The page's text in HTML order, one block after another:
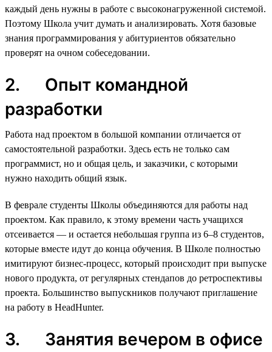
каждый день нужны в работе с высоконагруженной системой.
Поэтому Школа учит думать и анализировать. Хотя базовые
знания программирования у абитуриентов обязательно
проверят на очном собеседовании.
2. Опыт командной
разработки
Работа над проектом в большой компании отличается от
самостоятельной разработки. Здесь есть не только сам
программист, но и общая цель, и заказчики, с которыми
нужно находить общий язык.
В феврале студенты Школы объединяются для работы над
проектом. Как правило, к этому времени часть учащихся
отсеивается — и остается небольшая группа из 6–8 студентов,
которые вместе идут до конца обучения. В Школе полностью
имитируют бизнес-процесс, который происходит при выпуске
нового продукта, от регулярных стендапов до ретроспективы
проекта. Большинство выпускников получают приглашение
на работу в HeadHunter.
3. Занятия вечером в офисе